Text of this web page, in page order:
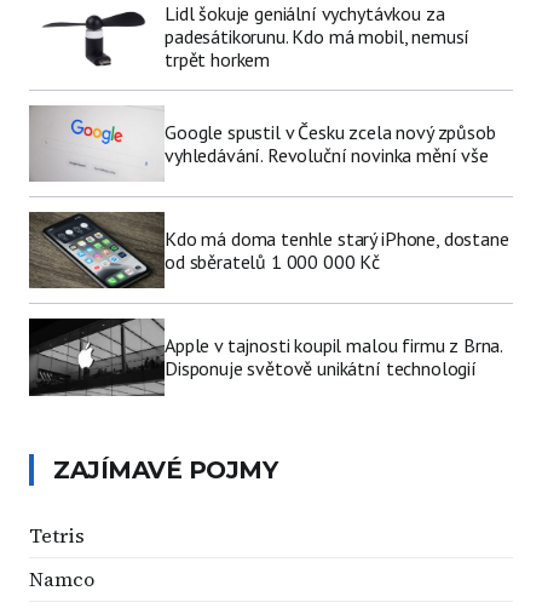
Lidl šokuje geniální vychytávkou za
padesátikorunu. Kdo má mobil, nemusí
trpět horkem
Google spustil v Česku zcela nový způsob
vyhledávání. Revoluční novinka mění vše
Kdo má doma tenhle starý iPhone, dostane
od sběratelů 1 000 000 Kč
Apple v tajnosti koupil malou firmu z Brna.
Disponuje světově unikátní technologií
ZAJÍMAVÉ POJMY
Tetris
Namco